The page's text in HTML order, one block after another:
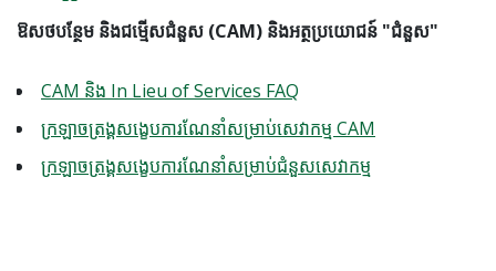
ឱសថបន្ថែម និងជម្មើសជំនួស (CAM) និងអត្ថប្រយោជន៍ "ជំនួស"
CAM និង In Lieu of Services FAQ
ក្រឡាចត្រង្គសង្ខេបការណែនាំសម្រាប់សេវាកម្ម CAM
ក្រឡាចត្រង្គសង្ខេបការណែនាំសម្រាប់ជំនួសសេវាកម្ម